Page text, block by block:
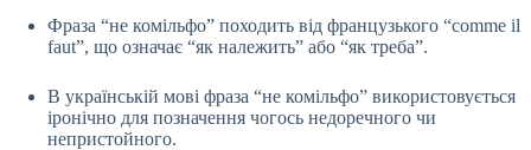
Фраза “не комільфо” походить від французького “comme il
faut”, що означає “як належить” або “як треба”.
В українській мові фраза “не комільфо” використовується
іронічно для позначення чогось недоречного чи
непристойного.